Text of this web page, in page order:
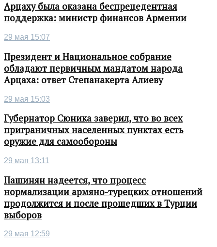
Арцаху была оказана беспрецедентная
поддержка: министр финансов Армении
29 мая 15:07
Президент и Национальное собрание
обладают первичным мандатом народа
Арцаха: ответ Степанакерта Алиеву
29 мая 15:03
Губернатор Сюника заверил, что во всех
приграничных населенных пунктах есть
оружие для самообороны
29 мая 13:11
Пашинян надеется, что процесс
нормализации армяно-турецких отношений
продолжится и после прошедших в Турции
выборов
29 мая 12:59